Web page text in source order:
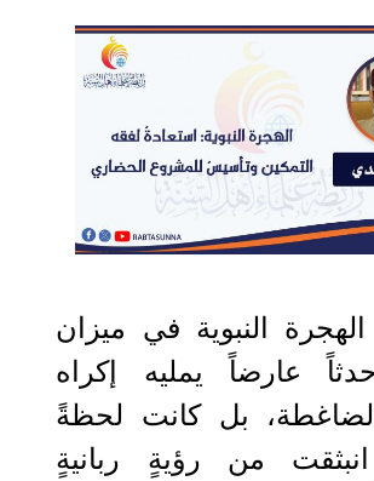
النبوية في ميزان
عارضاً يمليه إكراه
بل كانت لحظةً
من رؤيةٍ ربانيةٍ